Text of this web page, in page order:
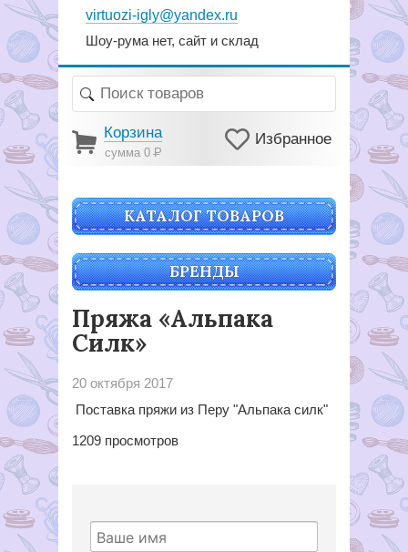
virtuozi-igly@yandex.ru
Шоу-рума нет, сайт и склад
Корзина
сумма 0Р
Избранное
КАТАЛОГ ТОВАРОВ
БРЕНДЫ
Пряжа «Альпака
Силк»
20 октября 2017
Поставка пряжи из Перу "Альпака силк"
1209 просмотров